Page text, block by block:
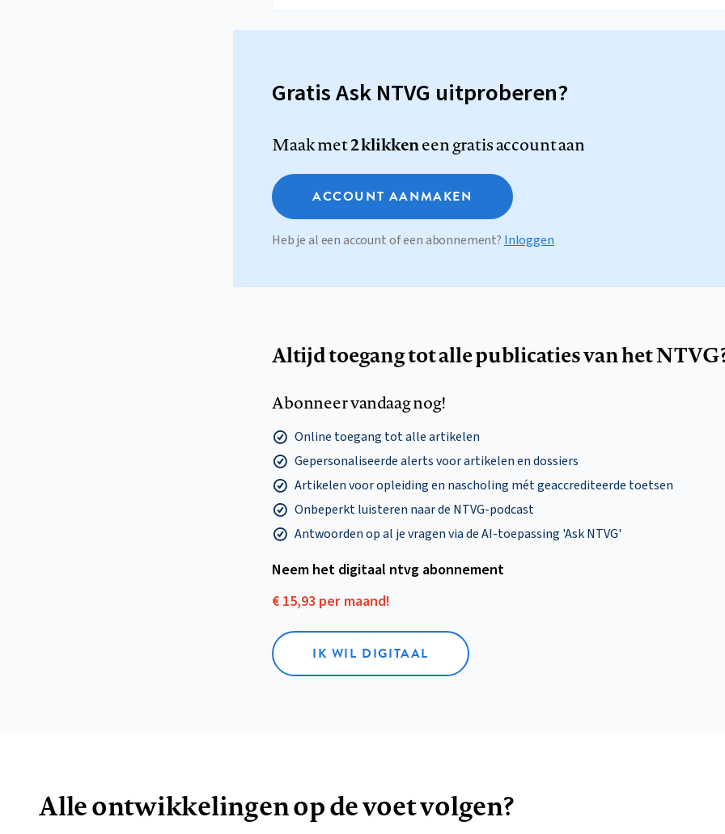
Gratis Ask NTVG uitproberen?
Maak met2 klikkeneen gratis account aan
ACCOUNT AANMAKEN
Heb je al een account of een abonnement? Inloggen
Altijd toegang tot alle publicaties van het
Abonneer vandaag nog!
Online toegang tot alle artikelen
Gepersonaliseerde alerts voor artikelen en dossiers
Artikelen voor opleiding en nascholing mét geaccrediteerde toetsen
Onbeperkt luisteren naar de NTVG-podcast
Antwoorden op al je vragen via de AI-toepassing 'Ask NTVG'
Neem het digitaal ntvg abonnement
€ 15,93 per maand!
IK WIL DIGITAAL
Alle ontwikkelingen op de voet volgen?